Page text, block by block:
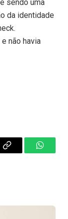
sendo uma
da identidade
não havia
Copy